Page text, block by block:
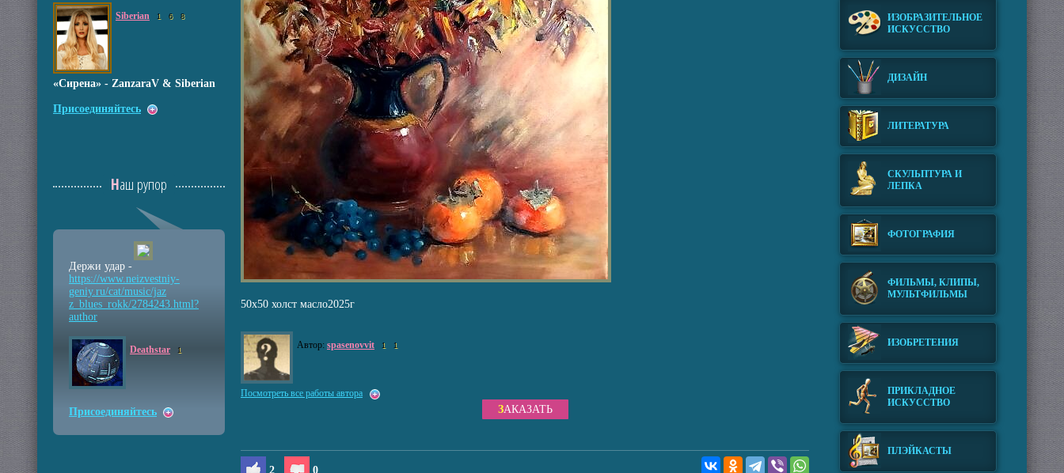
50х50 холст масло2025г
Автор: spasenovvit 1 1
Посмотреть все работы автора
ЗАКАЗАТЬ
2 0
Siberian 1 6 8
«Сирена» - ZanzaraV & Siberian
Присоединяйтесь
Наш рупор
Держи удар -
https://www.neizvestniy-
geniy.ru/cat/music/jaz
z_blues_rokk/2784243.html?
author
Deathstar 1
Присоединяйтесь
ИЗОБРАЗИТЕЛЬНОЕ
ИСКУССТВО
ДИЗАЙН
ЛИТЕРАТУРА
СКУЛЬПТУРА И
ЛЕПКА
ФОТОГРАФИЯ
ФИЛЬМЫ, КЛИПЫ,
МУЛЬТФИЛЬМЫ
ИЗОБРЕТЕНИЯ
ПРИКЛАДНОЕ
ИСКУССТВО
ПЛЭЙКАСТЫ